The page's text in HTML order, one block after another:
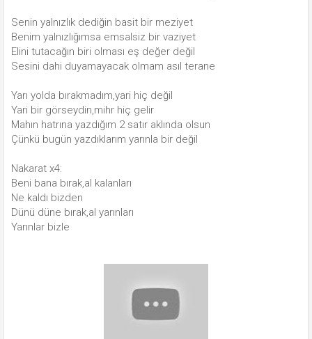
Senin yalnızlık dediğin basit bir meziyet
Benim yalnızlığımsa emsalsiz bir vaziyet
Elini tutacağın biri olması eş değer değil
Sesini dahi duyamayacak olmam asıl terane
Yarı yolda bırakmadım,yari hiç değil
Yari bir görseydin,mihr hiç gelir
Mahın hatrına yazdığım 2 satır aklında olsun
Çünkü bugün yazdıklarım yarınla bir değil
Nakarat x4:
Beni bana bırak,al kalanları
Ne kaldı bizden
Dünü düne bırak,al yarınları
Yarınlar bizle